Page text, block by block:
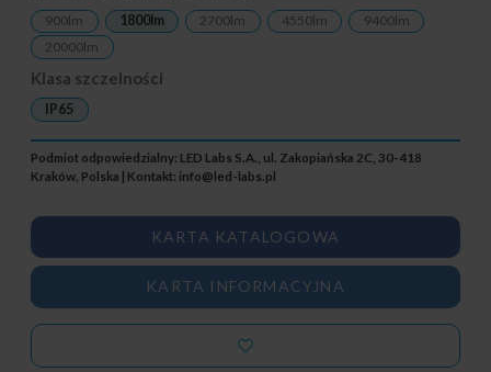
KARTA KATALOGOWA
KARTA INFORMACYJNA
900lm 1800lm 2700lm 4550lm
9400lm
20000lm
Klasa szczelności
IP65
Podmiot odpowiedzialny: LED Labs S.A., ul. Zakopiańska 2C, 30-418
Kraków, Polska | Kontakt: info@led-labs.pl